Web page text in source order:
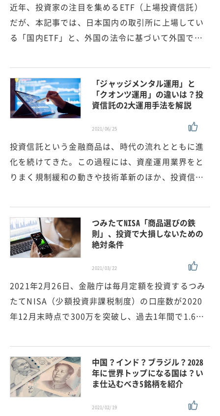
近年、投資家の注目を集めるETF（上場投資信託）
だが、本記事では、日本国内の取引所に上場してい
る「国内ETF」と、外国の法令に基づいて外国で…
「ジャッジメンタル運用」と
「クオンツ運用」の違いは？投
資信託の2大運用手法を解説
2021/06/25
投資信託という金融商品は、時代の流れとともに進
化を続けてきた。この過程には、資産運用業界をと
りまく規制緩和の動きや技術革新のほか、投資信…
つみたてNISA「商品選びの鉄
則」、投資で大損しないための
絶対条件
2021/03/22
2021年2月26日、金融庁は毎月定額を投資するつみ
たてNISA（少額投資非課税制度）の口座数が2020
年12月末時点で300万を突破し、過去1年間で1.6…
中国？インド？ブラジル？2028
年に世界トップになる国は？い
ま仕込むべき5銘柄を紹介
2021/02/19